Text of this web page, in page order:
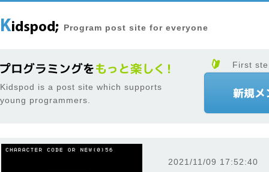
Program post site for everyone
Kidspod is a post site which supports
young programmers.
First
2021/11/09 17:52:40